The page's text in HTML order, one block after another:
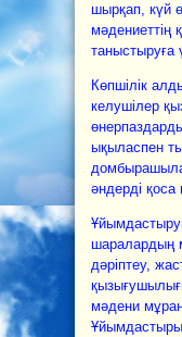
шырқап, күй
мәдениеттің
таныстыруға
Көпшілік
келушілер
ықыласпен
әндерді
шаралардың
дәріптеу,
мәдени